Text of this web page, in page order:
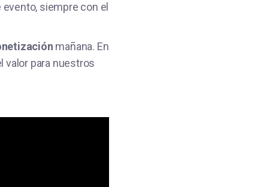
siempre con el
mañana. En
valor para nuestros